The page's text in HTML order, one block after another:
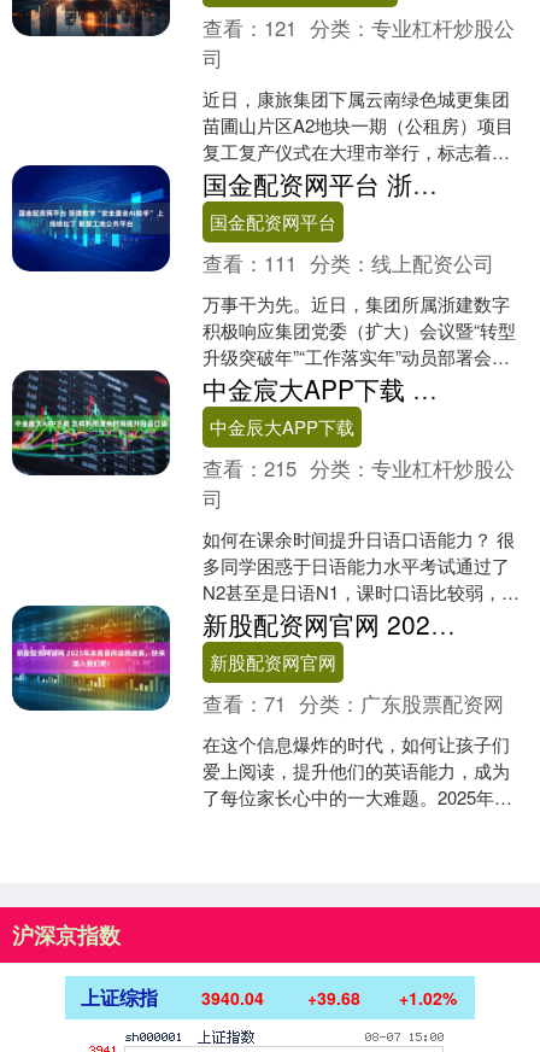
查看： 121 分类：专业杠杆炒股公
司
近日，康旅集团下属云南绿色城更集团
苗圃山片区A2地块一期（公租房）项目
复工复产仪式在大理市举行，标志着这
一重点民生工程全面进入加速推进阶
段。大理市住房和城乡建设....
国金配资网平台 浙建数字“安全晨会AI助手” 上线哈比丁 智慧工地公共平台
国金配资网平台
查看： 111 分类：线上配资公司
万事干为先。近日，集团所属浙建数字
积极响应集团党委（扩大）会议暨“转型
升级突破年”“工作落实年”动员部署会精
神号召，以实干开新局，在哈比丁 智慧
工地公共平台上线....
中金宸大APP下载 怎样利用课余时间提升日语口语
中金辰大APP下载
查看：215 分类：专业杠杆炒股公
司
如何在课余时间提升日语口语能力？ 很
多同学困惑于日语能力水平考试通过了
N2甚至是日语N1，课时口语比较弱，在
真正的留学或工作中很难充分发挥自己
的日语能力，那么如....
新股配资网官网 2025年末英语阅读挑战赛，快来加入我们吧！
新股配资网官网
查看：71 分类： 广东股票配资网
在这个信息爆炸的时代，如何让孩子们
爱上阅读，提升他们的英语能力，成为
了每位家长心中的一大难题。2025年末
沪深京指数
上证综指 3940.04 +39.68 +1.02%